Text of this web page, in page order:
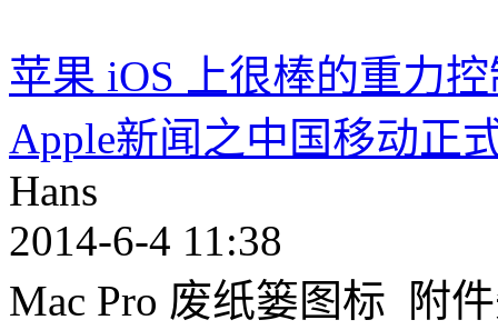
苹果 iOS 上很棒的重力
Apple新闻之中国移动正
Hans
2014-6-4 11:38
Mac Pro 废纸篓图标 附